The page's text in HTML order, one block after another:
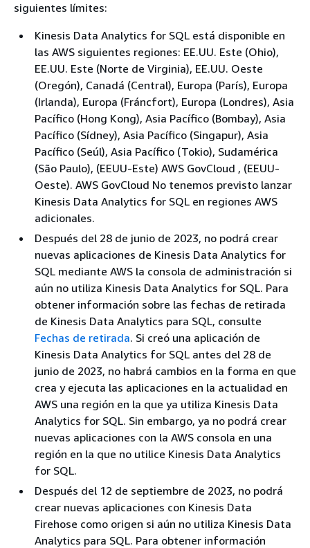
siguientes límites:
Kinesis Data Analytics for SQL está disponible en
las AWS siguientes regiones: EE.UU. Este (Ohio),
EE.UU. Este (Norte de Virginia), EE.UU. Oeste
(Oregón), Canadá (Central), Europa (París), Europa
(Irlanda), Europa (Fráncfort), Europa (Londres), Asia
Pacífico (Hong Kong), Asia Pacífico (Bombay), Asia
Pacífico (Sídney), Asia Pacífico (Singapur), Asia
Pacífico (Seúl), Asia Pacífico (Tokio), Sudamérica
(São Paulo), (EEUU-Este) AWS GovCloud , (EEUU-
Oeste). AWS GovCloud No tenemos previsto lanzar
Kinesis Data Analytics for SQL en regiones AWS
adicionales.
Después del 28 de junio de 2023, no podrá crear
nuevas aplicaciones de Kinesis Data Analytics for
SQL mediante AWS la consola de administración si
aún no utiliza Kinesis Data Analytics for SQL. Para
obtener información sobre las fechas de retirada
de Kinesis Data Analytics para SQL, consulte
Fechas de retirada. Si creó una aplicación de
Kinesis Data Analytics for SQL antes del 28 de
junio de 2023, no habrá cambios en la forma en que
crea y ejecuta las aplicaciones en la actualidad en
AWS una región en la que ya utiliza Kinesis Data
Analytics for SQL. Sin embargo, ya no podrá crear
nuevas aplicaciones con la AWS consola en una
región en la que no utilice Kinesis Data Analytics
for SQL.
Después del 12 de septiembre de 2023, no podrá
crear nuevas aplicaciones con Kinesis Data
Firehose como origen si aún no utiliza Kinesis Data
Analytics para SQL. Para obtener información